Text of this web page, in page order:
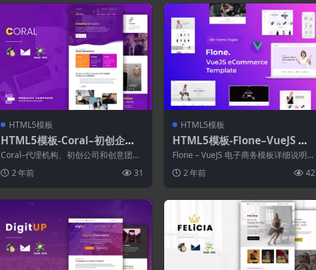
HTML5模板
HTML5模板-Coral–初创企业
的响应式电子邮件模板
Coral–代理机构、初创公司和创意团队
服务...2 年前 31
HTML5模板
HTML5模板-Flone–VueJS 电
子商务模板
Flone – VueJS 电子商务模板详细说明
2 年前 42